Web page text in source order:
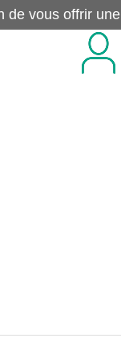
de vous offrir